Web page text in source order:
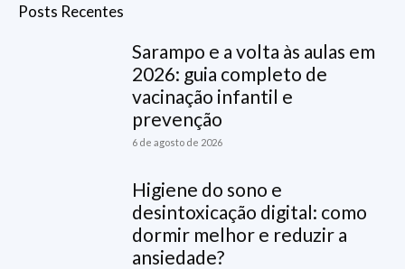
Posts Recentes
Sarampo e a volta às aulas em
2026: guia completo de
vacinação infantil e
prevenção
6 de agosto de 2026
Higiene do sono e
desintoxicação digital: como
dormir melhor e reduzir a
ansiedade?